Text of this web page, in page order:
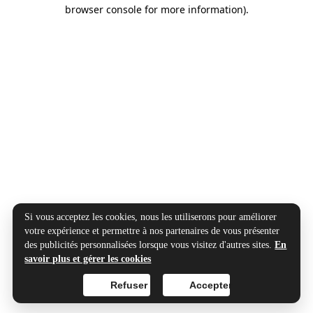
browser console for more information).
Si vous acceptez les cookies, nous les utiliserons pour améliorer
votre expérience et permettre à nos partenaires de vous présenter
des publicités personnalisées lorsque vous visitez d'autres sites.En
savoir plus et gérer les cookies
Accepter
Refuser